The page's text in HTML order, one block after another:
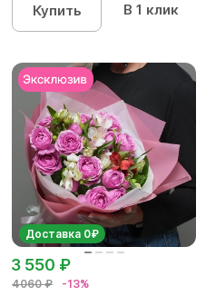
Купить В 1 клик
Доставка 0₽
4060 ₽ -13%
3 550 ₽